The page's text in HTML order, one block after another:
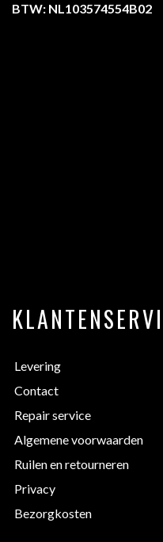
BTW: NL103574554B02
Levering
Contact
Repair service
Algemene voorwaarden
Ruilen en retourneren
Privacy
Bezorgkosten